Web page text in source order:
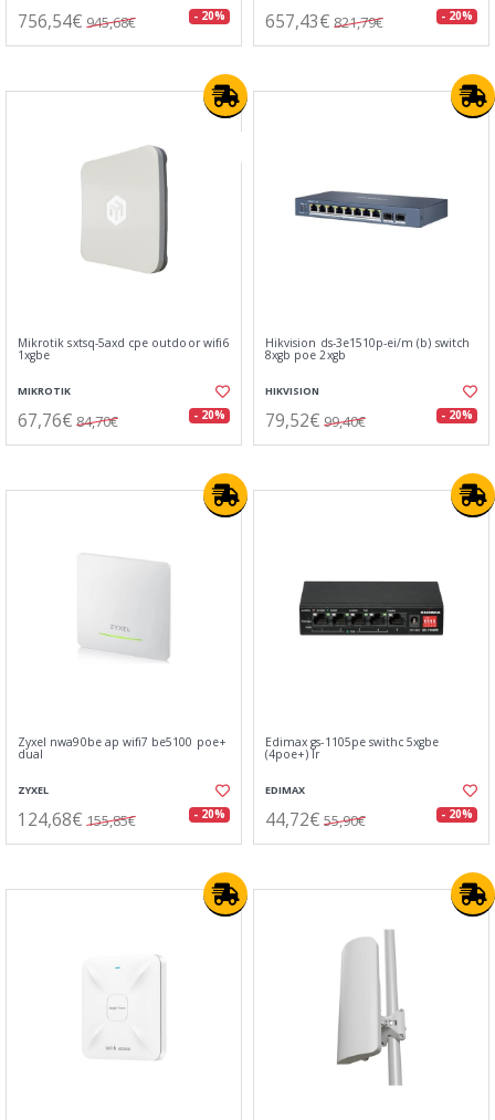
756,54€ 945,68€ - 20% 657,43€ 821,79€ - 20%
Mikrotik sxtsq-5axd cpe outdoor wifi6
1xgbe
MIKROTIK
67,76€ 84,70€ - 20%
Hikvision ds-3e1510p-ei/m (b) switch
8xgb poe 2xgb
HIKVISION
79,52€ 99,40€ - 20%
Zyxel nwa90be ap wifi7 be5100 poe+
dual
ZYXEL
124,68€ 155,85€ - 20%
Edimax gs-1105pe swithc 5xgbe
(4poe+) lr
EDIMAX
44,72€ 55,90€ - 20%